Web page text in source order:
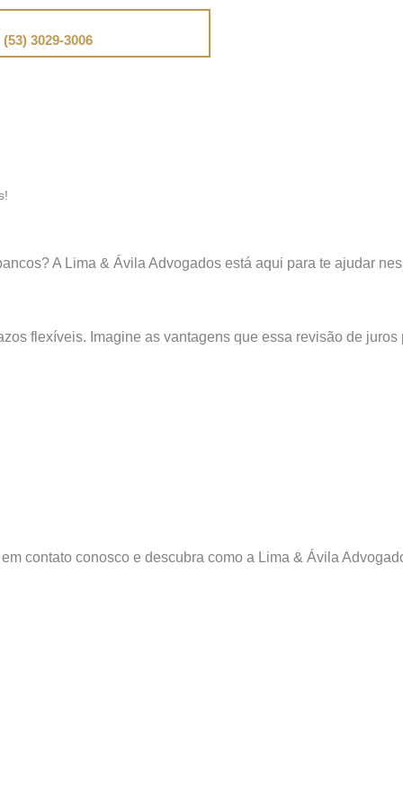
(53) 3029-3006
A Lima & Ávila Advogados está aqui para te ajudar
flexíveis. Imagine as vantagens que essa revisão de juros
contato conosco e descubra como a Lima & Ávila